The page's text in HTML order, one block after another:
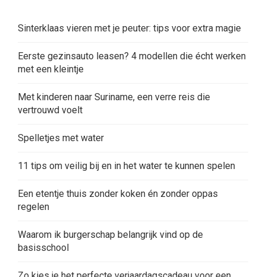
Sinterklaas vieren met je peuter: tips voor extra magie
Eerste gezinsauto leasen? 4 modellen die écht werken
met een kleintje
Met kinderen naar Suriname, een verre reis die
vertrouwd voelt
Spelletjes met water
11 tips om veilig bij en in het water te kunnen spelen
Een etentje thuis zonder koken én zonder oppas
regelen
Waarom ik burgerschap belangrijk vind op de
basisschool